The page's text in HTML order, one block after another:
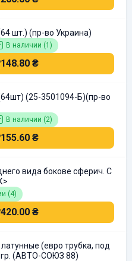
шт.) (пр-во Украина)
В наличии (1)
148.80 ₴
(25-3501094-Б)(пр-во
В наличии (2)
155.60 ₴
вида бокове сферич. С
(4)
420.00 ₴
(евро трубка, под
гр. (АВТО-СОЮЗ 88)